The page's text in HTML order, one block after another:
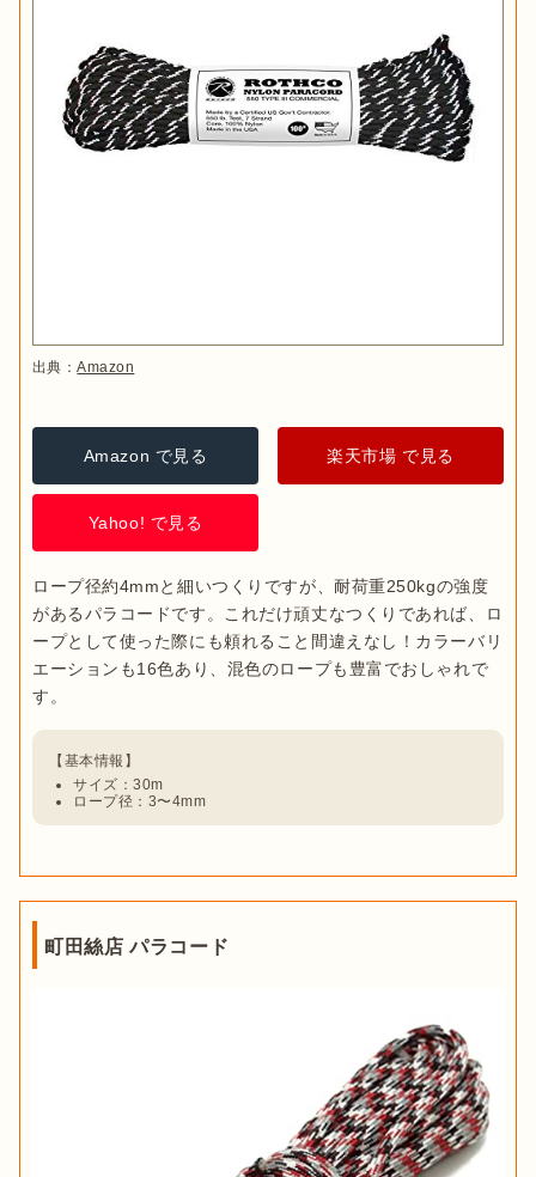
出典：Amazon
Amazon で見る 楽天市場 で見る
Yahoo! で見る
ロープ径約4mmと細いつくりですが、耐荷重250kgの強度
があるパラコードです。これだけ頑丈なつくりであれば、ロ
ープとして使った際にも頼れること間違えなし！カラーバリ
エーションも16色あり、混色のロープも豊富でおしゃれで
サイズ：30m
ロープ径：3〜4mm
町田絲店 パラコード